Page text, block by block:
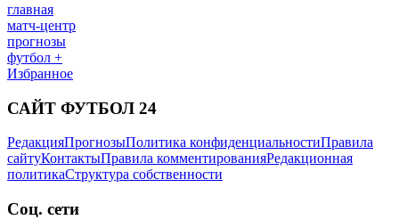
главная
матч-центр
прогнозы
футбол +
Избранное
САЙТ ФУТБОЛ 24
РедакцияПрогнозыПолитика конфиденциальностиПравила
сайтуКонтактыПравила комментированияРедакционная
политикаСтруктура собственности
Соц. сети